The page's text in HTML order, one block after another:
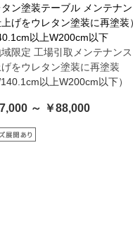
ン塗装テーブル メンテナ
げをウレタン塗装に再塗装）
以上W200cm以下
域限定 工場引取メンテナン
をウレタン塗装に再塗装
以上W200cm以下）
～ ￥88,000